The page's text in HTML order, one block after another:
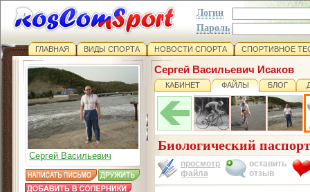
Логин
Пароль
ГЛАВНАЯ ВИДЫ СПОРТА НОВОСТИ СПОРТА СПОРТИВНОЕ
Сергей Васильевич
Сергей Васильевич Исаков
КАБИНЕТ ФАЙЛЫ БЛОГ
Биологический паспорт
просмотр
файла
оставить
отзыв